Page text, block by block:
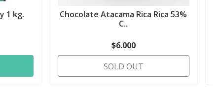
1 kg.
Chocolate Atacama Rica Rica 53%
C..
$6.000
SOLD OUT